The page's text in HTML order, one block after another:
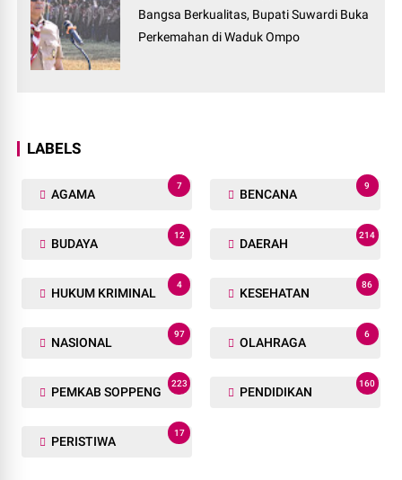
Bangsa Berkualitas, Bupati Suwardi Buka
Perkemahan di Waduk Ompo
LABELS
AGAMA
7
BENCANA
9
BUDAYA
12
DAERAH
214
HUKUM KRIMINAL
4
KESEHATAN
86
NASIONAL
97
OLAHRAGA
6
PEMKAB SOPPENG
223
PENDIDIKAN
160
PERISTIWA
17